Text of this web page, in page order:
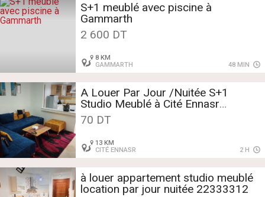
S+1 meublé avec piscine à
Gammarth
2 600 DT
8 KM
GAMMARTH
48 MIN
A Louer Par Jour /Nuitée S+1
Studio Meublé à Cité Ennasr
58309017
70 DT
13 KM
CITÉ ENNASR
2 H
à louer appartement studio meublé
location par jour nuitée 22333312